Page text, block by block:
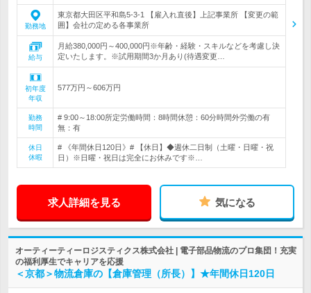
勤務地
東京都大田区平和島5-3-1 【雇入れ直後】上記事業所 【変更の範
囲】会社の定める各事業所
給与
月給380,000円～400,000円※年齢・経験・スキルなどを考慮し決
定いたします。※試用期間3か月あり(待遇変更…
初年度
年収
577万円～606万円
勤務
時間
# 9:00～18:00所定労働時間：8時間休憩：60分時間外労働の有
無：有
休日
休暇
# 《年間休日120日》# 【休日】◆週休二日制（土曜・日曜・祝
日）※日曜・祝日は完全にお休みです※…
求人詳細を見る 気になる
オーティーティーロジスティクス株式会社 | 電子部品物流のプロ集団！充実
の福利厚生でキャリアを応援
＜京都＞物流倉庫の【倉庫管理（所長）】★年間休日120日